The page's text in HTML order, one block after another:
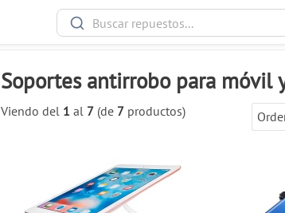
Soportes antirrobo para móvil
Viendo del 1 al 7(de 7productos)